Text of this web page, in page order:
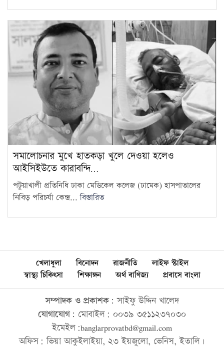
সমালোচনার মুখে হাতকড়া খুলে দেওয়া হলেও
আইসিইউতে কারাবন্দি…
পটুয়াখালী প্রতিনিধি ঢাকা মেডিকেল কলেজ (ঢামেক) হাসপাতালের
নিবিড় পরিচর্যা কেন্দ্র...বিস্তারিত
খেলাধুলা বিনোদন রাজনীতি
লাইফ স্টাইল
স্বাস্থ্য চিকিৎসা
শিক্ষাঙ্গন অর্থ বাণিজ্য প্রবাসে বাংলা
সম্পাদক ও প্রকাশক: সাইফু উদ্দিন খালেদ
যোগাযোগ: মোবাইল: ০০৩৯ ৩৫১১২৩৭০৩০
ইমেইল:banglarprovatbd@gmail.com
অফিস: ভিয়া আকুইলাইয়া, ২৩ ইয়জুলো, ভেনিস, ইতালি।